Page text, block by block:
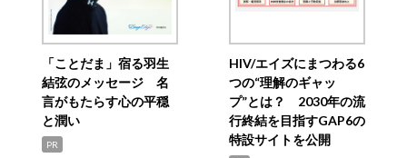
「ことだま」宿る羽生
結弦のメッセージ 名
言がもたらす心の平穏
と潤い
PR
HIV/エイズにまつわる6
つの“理解のギャッ
プ”とは？ 2030年の流
行終結を目指すGAP6の
特設サイトを公開